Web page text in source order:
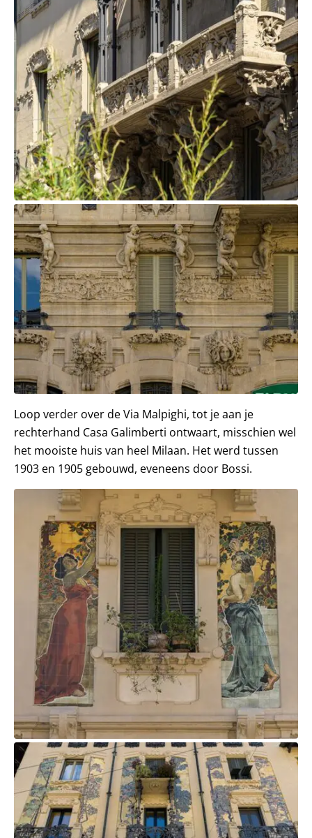
Loop verder over de Via Malpighi, tot je aan je
rechterhand Casa Galimberti ontwaart, misschien wel
het mooiste huis van heel Milaan. Het werd tussen
1903 en 1905 gebouwd, eveneens door Bossi.